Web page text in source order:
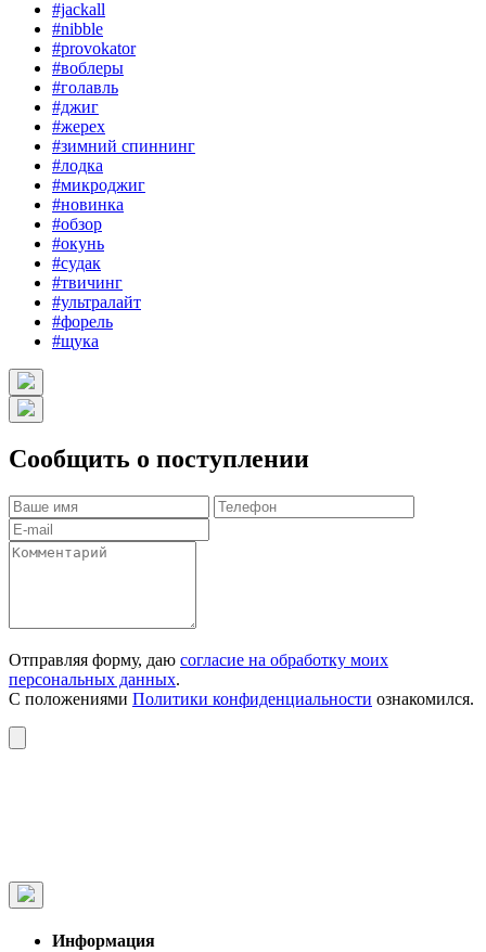
#jackall
#nibble
#provokator
#воблеры
#голавль
#джиг
#жерех
#зимний спиннинг
#лодка
#микроджиг
#новинка
#обзор
#окунь
#судак
#твичинг
#ультралайт
#форель
#щука
Сообщить о поступлении
Отправляя форму, даю согласие на обработку моих
персональных данных.
С положениями Политики конфиденциальности ознакомился.
Информация